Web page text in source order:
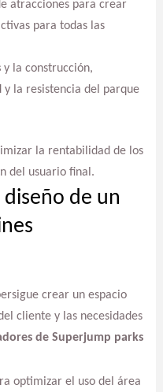
atracciones para crear
para todas las
y la construcción,
la resistencia del parque
la rentabilidad de los
del usuario final.
diseño de un
crear un espacio
cliente y las necesidades
de Superjump parks
optimizar el uso del área